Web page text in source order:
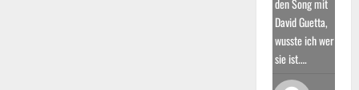
den Song mit
David Guetta,
wusste ich wer
sie ist.…